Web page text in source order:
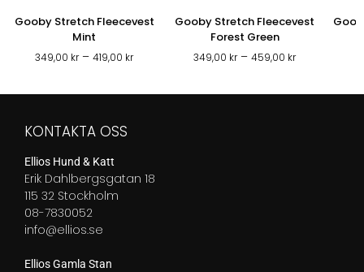
Gooby Stretch Fleecevest
Mint
349,00 kr – 419,00 krPrisintervall:
Gooby Stretch Fleecevest
Forest Green
349,00 kr – 459,00 krPrisintervall:
KONTAKTA OSS
Ellios Hund & Katt
Erik Dahlbergsgatan 18
115 32 Stockholm
08-7830052
info@ellios.se
Ellios Gamla Stan